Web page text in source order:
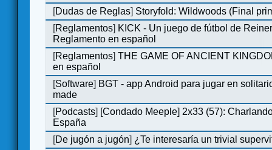
[Dudas de Reglas] Storyfold: Wildwoods (Final
[Reglamentos] KICK - Un juego de fútbol de
Reglamento en español
[Reglamentos]THE GAME OF ANCIENT
en español
[Software] BGT - app Android para jugar en
made
[Podcasts] [Condado Meeple] 2x33 (57):
España
[De jugón a jugón] ¿Te interesaría un trivial